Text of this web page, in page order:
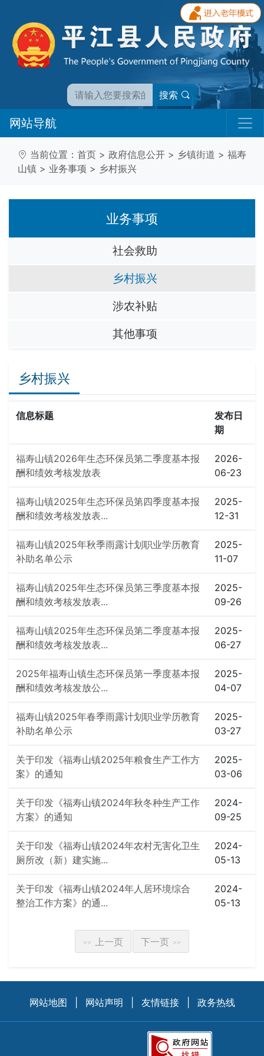
搜索
网站导航
当前位置： 首页 > 政府信息公开 > 乡镇街道 > 福寿
山镇 > 业务事项 > 乡村振兴
业务事项
社会救助
乡村振兴
涉农补贴
其他事项
乡村振兴
信息标题
发布日
期
福寿山镇2026年生态环保员第二季度基本报
酬和绩效考核发放表
2026-
06-23
福寿山镇2025年生态环保员第四季度基本报
酬和绩效考核发放表...
2025-
12-31
福寿山镇2025年秋季雨露计划职业学历教育
补助名单公示
2025-
11-07
福寿山镇2025年生态环保员第三季度基本报
酬和绩效考核发放表...
2025-
09-26
福寿山镇2025年生态环保员第二季度基本报
酬和绩效考核发放表...
2025-
06-27
2025年福寿山镇生态环保员第一季度基本报
酬和绩效考核发放公...
2025-
04-07
福寿山镇2025年春季雨露计划职业学历教育
补助名单公示
2025-
03-27
关于印发《福寿山镇2025年粮食生产工作方
案》的通知
2025-
03-06
关于印发《福寿山镇2024年秋冬种生产工作
方案》的通知
2024-
09-25
关于印发《福寿山镇2024年农村无害化卫生
厕所改（新）建实施...
2024-
05-13
关于印发《福寿山镇2024年人居环境综合
整治工作方案》的通...
2024-
05-13
<< 上一页 下一页 >>
网站地图 网站声明 友情链接 政务热线